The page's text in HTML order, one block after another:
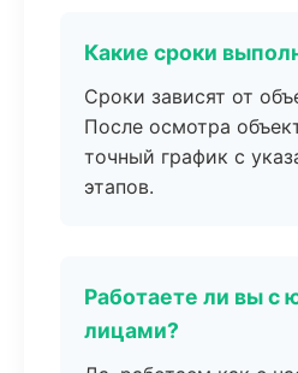
Какие сроки
Сроки зависят от
После осмотра
точный график с
этапов.
Работаете ли вы с
лицами?